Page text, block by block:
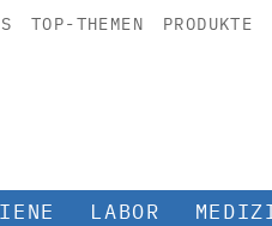
TOP-THEMEN PRODUKTE
LABOR